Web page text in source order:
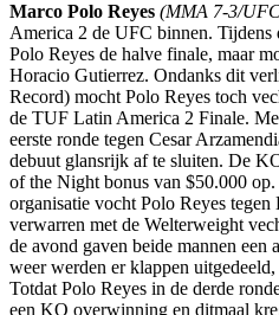
Marco Polo Reyes (MMA 7-3/
America 2 de UFC binnen. Tijdens
Polo Reyes de halve finale, maar
Horacio Gutierrez. Ondanks dit
Record) mocht Polo Reyes toch
de TUF Latin America 2 Finale.
eerste ronde tegen Cesar
debuut glansrijk af te sluiten. De
of the Night bonus van $50.000
organisatie vocht Polo Reyes
verwarren met de Welterweight
de avond gaven beide mannen een
weer werden er klappen
Totdat Polo Reyes in de derde
een KO overwinning en ditmaal